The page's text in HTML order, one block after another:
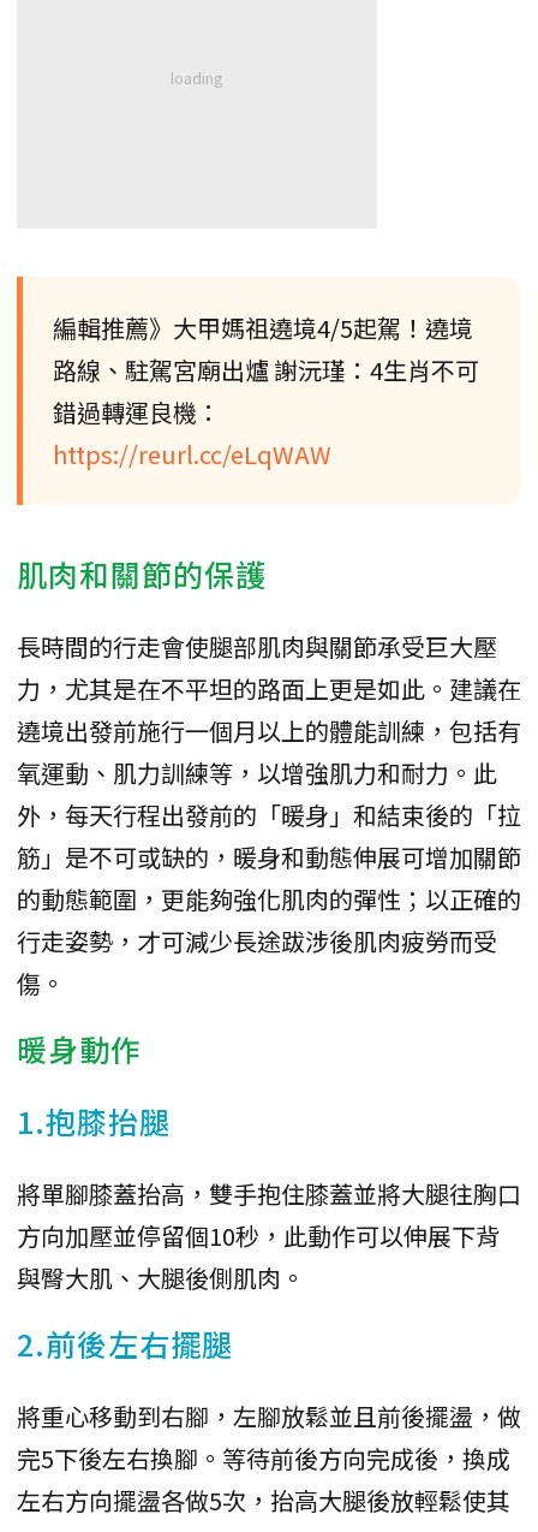
編輯推薦》大甲媽祖遶境4/5起駕！遶境
路線、駐駕宮廟出爐 謝沅瑾：4生肖不可
錯過轉運良機：
https://reurl.cc/eLqWAW
肌肉和關節的保護
長時間的行走會使腿部肌肉與關節承受巨大壓
力，尤其是在不平坦的路面上更是如此。建議在
遶境出發前施行一個月以上的體能訓練，包括有
氧運動、肌力訓練等，以增強肌力和耐力。此
外，每天行程出發前的「暖身」和結束後的「拉
筋」是不可或缺的，暖身和動態伸展可增加關節
的動態範圍，更能夠強化肌肉的彈性；以正確的
行走姿勢，才可減少長途跋涉後肌肉疲勞而受
傷。
暖身動作
1.抱膝抬腿
將單腳膝蓋抬高，雙手抱住膝蓋並將大腿往胸口
方向加壓並停留個10秒，此動作可以伸展下背
與臀大肌、大腿後側肌肉。
2.前後左右擺腿
將重心移動到右腳，左腳放鬆並且前後擺盪，做
完5下後左右換腳。等待前後方向完成後，換成
左右方向擺盪各做5次，抬高大腿後放輕鬆使其